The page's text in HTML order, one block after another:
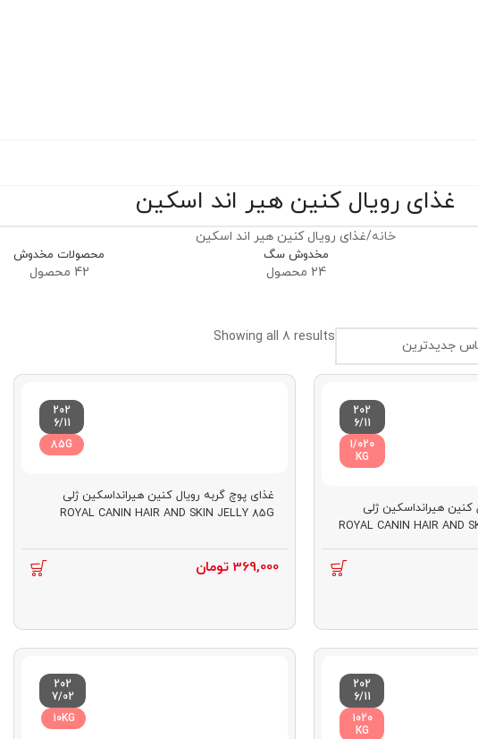
غذای رویال کنین هیر اند اسکین
خانه غذای رویال کنین هیر اند اسکین
مخدوش سگ
24 محصول
محصولات مخدوش
42 محصول
Showing all 8 results
202
6/11
1/020
KG
کنین هیرانداسکین ژلی
ROYAL CANIN HAIR AND
202
6/11
85G
غذای پوچ گربه رویال کنین هیرانداسکین ژلی
ROYAL CANIN HAIR AND SKIN JELLY 85G
369,000 تومان
202
6/11
1020
KG
202
7/02
10KG